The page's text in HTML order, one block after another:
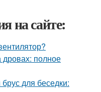
на сайте:
дровах: полное
брус для беседки: